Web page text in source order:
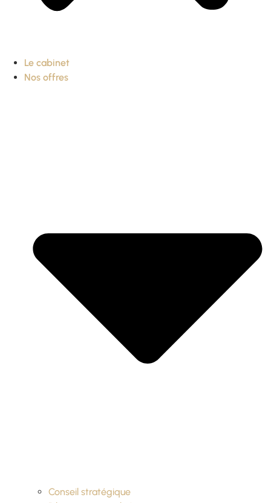
Le cabinet
Nos offres
Conseil stratégique